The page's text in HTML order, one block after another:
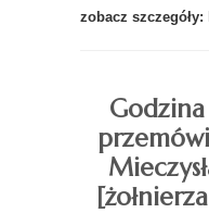
zobacz szczegóły: